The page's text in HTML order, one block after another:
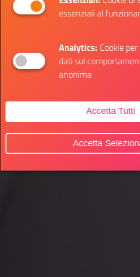
essenziali al
Analytics:Cookie
dati sul
anonima
Accetta Tutti
Accetta